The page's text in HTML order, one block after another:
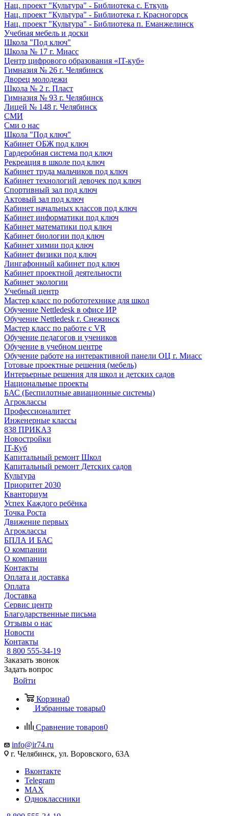
Нац. проект "Культура" - Библиотека с. Еткуль
Нац. проект "Культура" - Библиотека г. Красногорск
Нац. проект "Культура" - Библиотека п. Еманжелинск
Учебная мебель и доски
Школа "Под ключ"
Школа № 17 г. Миасс
Центр цифрового образования «IT-куб»
Гимназия № 26 г. Челябинск
Дворец молодежи
Школа № 2 г. Пласт
Гимназия № 93 г. Челябинск
Лицей № 148 г. Челябинск
СМИ
Сми о нас
Школа "Под ключ"
Кабинет ОБЖ под ключ
Гардеробная система под ключ
Рекреация в школе под ключ
Кабинет труда мальчиков под ключ
Кабинет технологий девочек под ключ
Спортивный зал под ключ
Актовый зал под ключ
Кабинет начальных классов под ключ
Кабинет информатики под ключ
Кабинет математики под ключ
Кабинет биологии под ключ
Кабинет химии под ключ
Кабинет физики под ключ
Лингафонный кабинет под ключ
Кабинет проектной деятельности
Кабинет экологии
Учебный центр
Мастер класс по робототехнике для школ
Обучение Nettledesk в офисе ИР
Обучение Nettledesk г. Снежинск
Мастер класс по работе с VR
Обучение педагогов и учеников
Обучение в учебном центре
Обучение работе на интерактивной панели ОЦ г. Миасс
Готовые проектные решения (мебель)
Интерьерные решения для школ и детских садов
Национальные проекты
БАС (Беспилотные авиационные системы)
Агроклассы
Профессионалитет
Инженерные классы
838 ПРИКАЗ
Новостройки
IT-Куб
Капитальный ремонт Школ
Капитальный ремонт Детских садов
Культура
Приоритет 2030
Кванториум
Успех Каждого ребёнка
Точка Роста
Движение первых
Агроклассы
БПЛА И БАС
О компании
О компании
Контакты
Оплата и доставка
Оплата
Доставка
Сервис центр
Благодарственные письма
Отзывы о нас
Новости
Контакты
8 800 555-34-19
Заказать звонок
Задать вопрос
Войти
Корзина0
Избранные товары0
Сравнение товаров0
info@ir74.ru
г. Челябинск, ул. Воровского, 63А
Вконтакте
Telegram
MAX
Одноклассники